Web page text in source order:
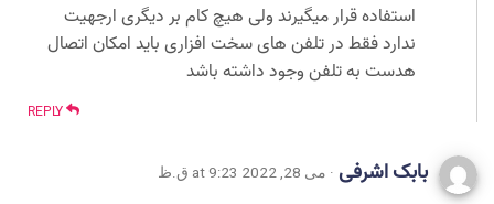
استفاده قرار میگیرند ولی هیچ کام بر دیگری ارجهیت
ندارد فقط در تلفن های سخت افزاری باید امکان اتصال
هدست به تلفن وجود داشته باشد
بابک اشرفی · می 28, 2022 at 9:23 ق.ظ